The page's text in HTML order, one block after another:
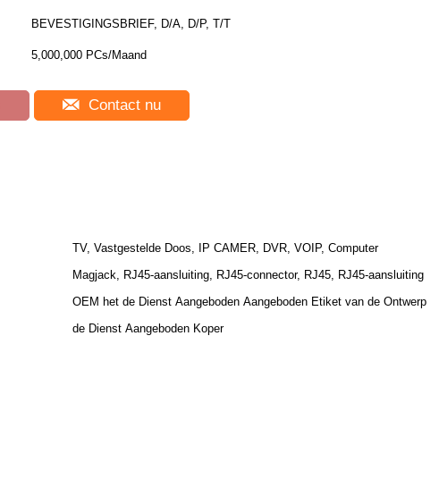
BEVESTIGINGSBRIEF, D/A, D/P, T/T
5,000,000 PCs/Maand
Contact nu
TV, Vastgestelde Doos, IP CAMER, DVR, VOIP, Computer
Magjack, RJ45-aansluiting, RJ45-connector, RJ45, RJ45-aansluiting
OEM het de Dienst Aangeboden Aangeboden Etiket van de Ontwerp
de Dienst Aangeboden Koper